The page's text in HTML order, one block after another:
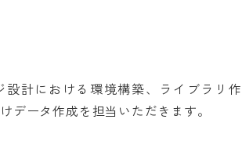
計における環境構築、ライブラリ作
データ作成を担当いただきます。